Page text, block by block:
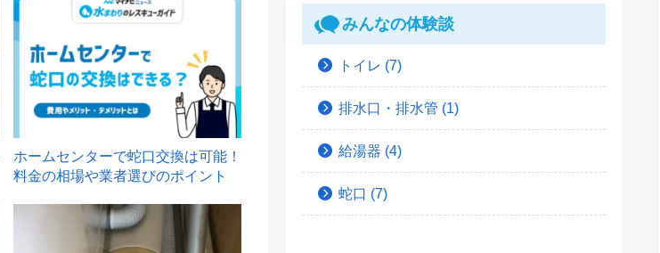
ホームセンターで蛇口交換は可能！
料金の相場や業者選びのポイント
みんなの体験談
トイレ (7)
排水口・排水管 (1)
給湯器 (4)
蛇口 (7)